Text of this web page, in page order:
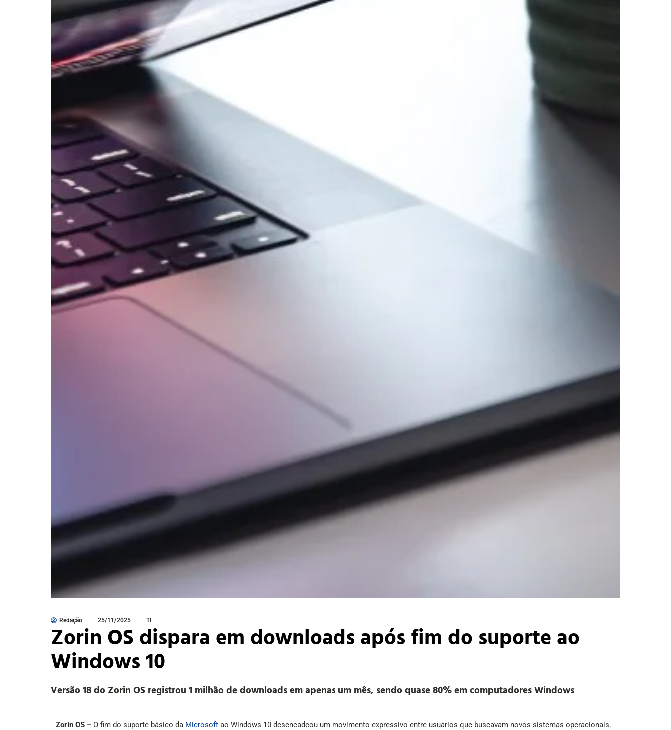
Redação 25/11/2025 TI
Zorin OS dispara em downloads após fim do suporte ao
Windows 10
Versão 18 do Zorin OS registrou 1 milhão de downloads em apenas um mês, sendo quase 80% em computadores Windows
Zorin OS – O fim do suporte básico da Microsoft ao Windows 10 desencadeou um movimento expressivo entre usuários que buscavam novos sistemas operacionais.